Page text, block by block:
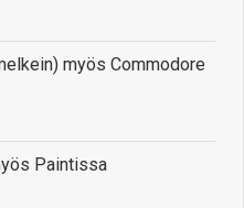
myös Commodore
Paintissa